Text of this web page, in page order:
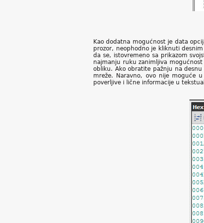
Kao dodatna mogućnost je data
prozor, neophodno je kliknuti
da se, istovremeno sa prikazom
najmanju ruku zanimljiva
obliku. Ako obratite pažnju na
mreže. Naravno, ovo nije moguće
poverljive i lične informacije u